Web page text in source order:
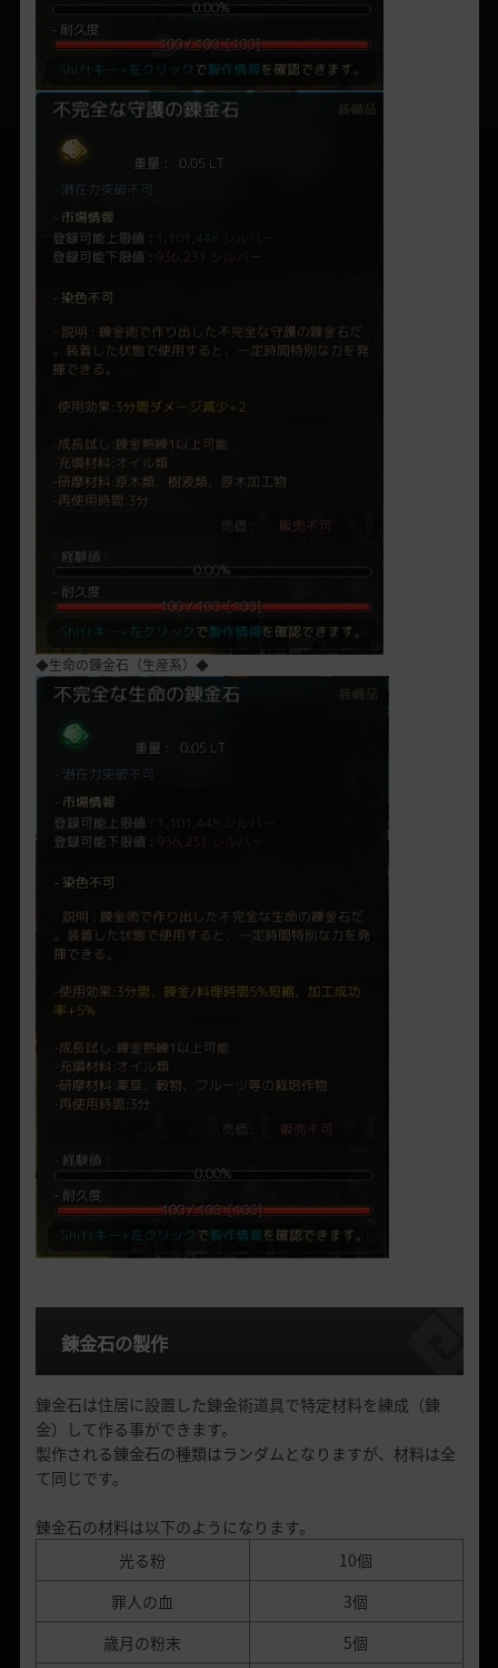
◆生命の錬金石（生産系）◆
錬金石の製作
錬金石は住居に設置した錬金術道具で特定材料を練成（錬
金）して作る事ができます。
製作される錬金石の種類はランダムとなりますが、材料は全
て同じです。
錬金石の材料は以下のようになります。
光る粉
10個
罪人の血
3個
歳月の粉末
5個